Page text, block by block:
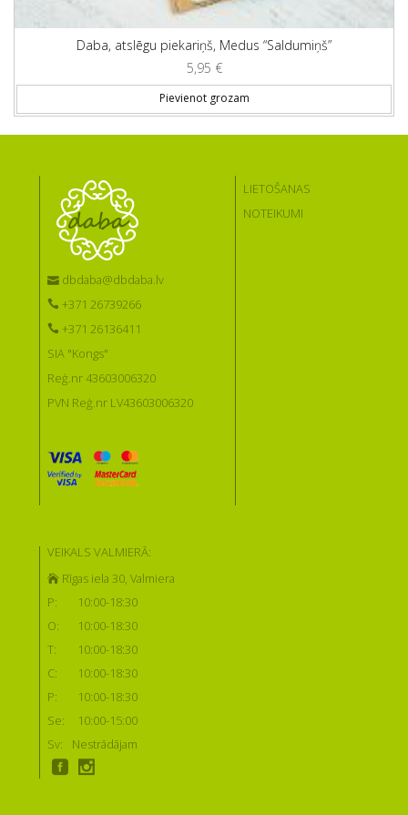
Daba, atslēgu piekariņš, Medus “Saldumiņš”
5,95 €
Pievienot grozam
dbdaba@dbdaba.lv
+371 26739266
+371 26136411
SIA "Kongs"
Reģ.nr 43603006320
PVN Reģ.nr LV43603006320
LIETOŠANAS
NOTEIKUMI
VEIKALS VALMIERĀ:
Rīgas iela 30, Valmiera
P:
10:00-18:30
O:
10:00-18:30
T:
10:00-18:30
C:
10:00-18:30
P:
10:00-18:30
Se:
10:00-15:00
Sv:
Nestrādājam